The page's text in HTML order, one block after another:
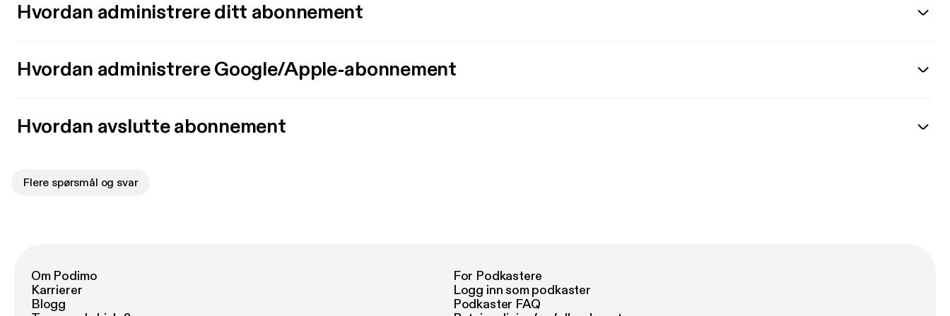
Hvordan administrere ditt abonnement
Hvordan administrere Google/Apple-abonnement
Hvordan avslutte abonnement
Flere spørsmål og svar
Om Podimo
Karrierer
Blogg
For Podkastere
Logg inn som podkaster
Podkaster FAQ